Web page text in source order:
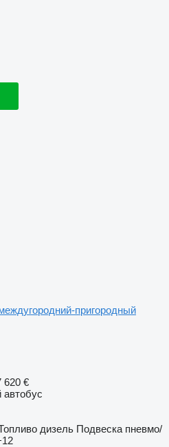
пригородный
620 €
автобус
дизель Подвеска пневмо/